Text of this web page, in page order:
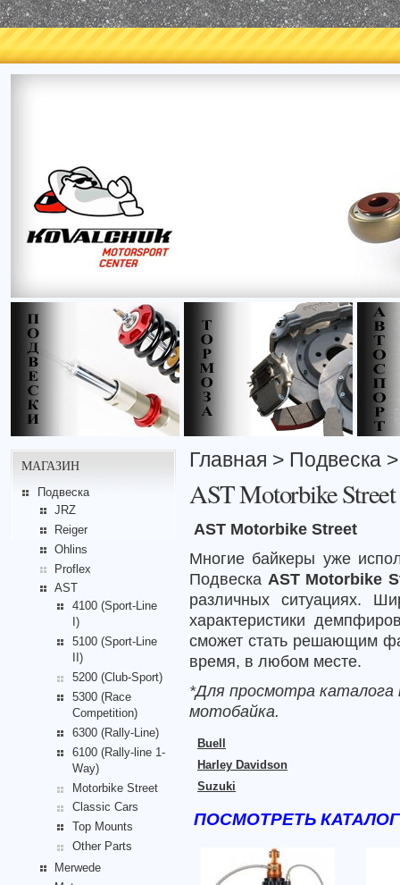
МАГАЗИН
Подвеска
JRZ
Reiger
Ohlins
Proflex
AST
4100 (Sport-Line
I)
5100 (Sport-Line
II)
5200 (Club-Sport)
5300 (Race
Competition)
6300 (Rally-Line)
6100 (Rally-line 1-
Way)
Motorbike Street
Classic Cars
Top Mounts
Other Parts
Merwede
Главная > Подвеска
AST Motorbike Street
AST Motorbike Street
Многие байкеры уже
Подвеска AST Motorbike
различных ситуациях.
характеристики
сможет стать решающим
время, в любом месте.
*Для просмотра каталога
мотобайка.
Buell
Harley Davidson
Suzuki
ПОСМОТРЕТЬ КАТАЛОГ